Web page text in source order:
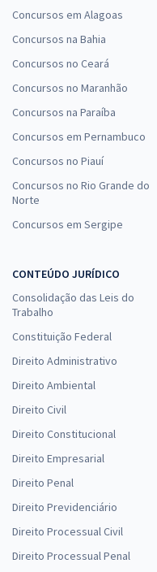
Concursos em Alagoas
Concursos na Bahia
Concursos no Ceará
Concursos no Maranhão
Concursos na Paraíba
Concursos em Pernambuco
Concursos no Piauí
Concursos no Rio Grande do
Norte
Concursos em Sergipe
CONTEÚDO JURÍDICO
Consolidação das Leis do
Trabalho
Constituição Federal
Direito Administrativo
Direito Ambiental
Direito Civil
Direito Constitucional
Direito Empresarial
Direito Penal
Direito Previdenciário
Direito Processual Civil
Direito Processual Penal